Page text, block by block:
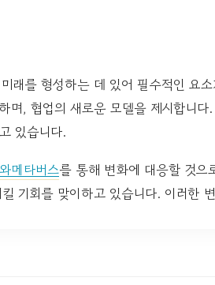
래를 형성하는 데 있어 필수적인 요
며, 협업의 새로운 모델을 제시합니
있습니다.
메타버스를 통해 변화에 대응할 것으
기회를 맞이하고 있습니다. 이러한